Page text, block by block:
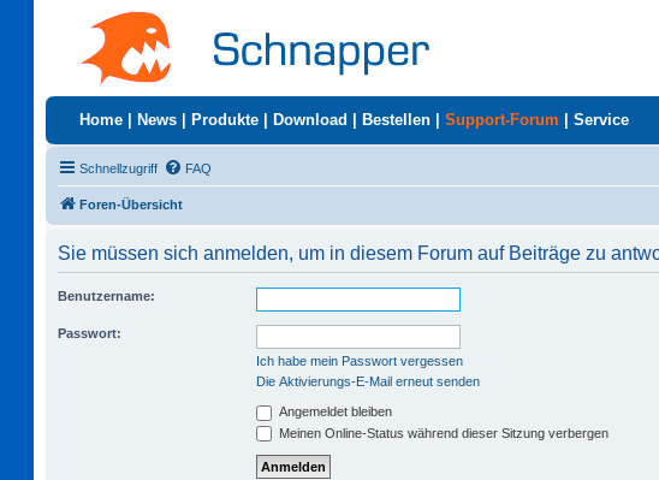
Home News Produkte Download Bestellen Support-Forum Service
Schnellzugriff FAQ
Foren-Übersicht
Sie müssen sich anmelden, um in diesem Forum auf Beiträge zu
Benutzername:
Passwort:
Ich habe mein Passwort vergessen
Die Aktivierungs-E-Mail erneut senden
Angemeldet bleiben
Meinen Online-Status während dieser Sitzung verbergen